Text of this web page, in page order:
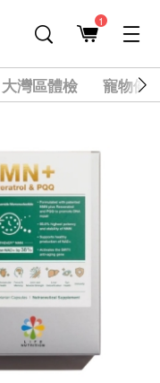
1
大灣區體檢 寵物健